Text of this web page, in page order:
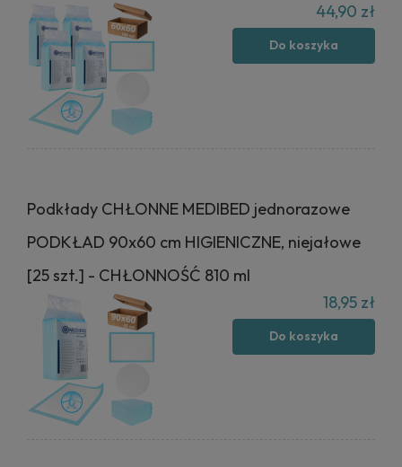
44,90 zł
Do koszyka
Podkłady CHŁONNE MEDIBED jednorazowe
PODKŁAD 90x60 cm HIGIENICZNE, niejałowe
[25 szt.] - CHŁONNOŚĆ 810 ml
18,95 zł
Do koszyka